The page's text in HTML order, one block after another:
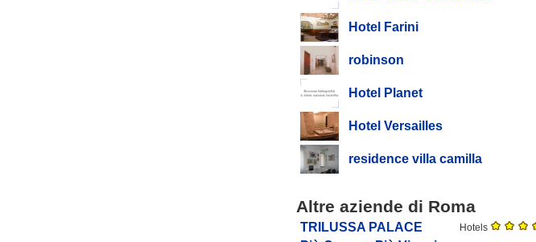
Hotel Farini
robinson
Hotel Planet
Hotel Versailles
residence villa camilla
Altre aziende di Roma
TRILUSSA PALACE Hotels